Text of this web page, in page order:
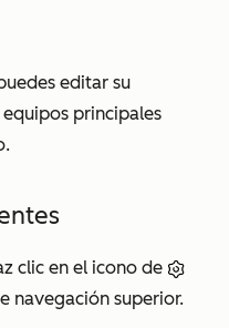
editar su
principales
clic en el icono de
navegación superior.